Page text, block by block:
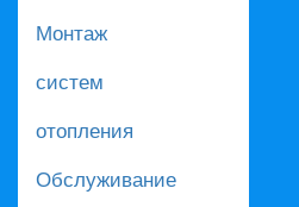
Монтаж
систем
отопления
Обслуживание